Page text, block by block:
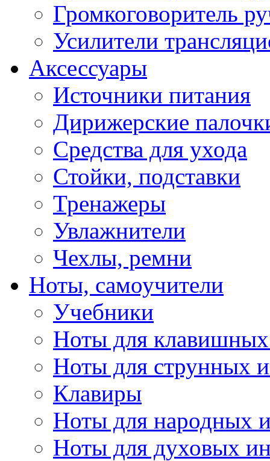
Громкоговоритель
Усилители
Аксессуары
Источники питания
Дирижерские
Средства для ухода
Стойки, подставки
Тренажеры
Увлажнители
Чехлы, ремни
Ноты, самоучители
Учебники
Ноты для клавишных
Ноты для струнных
Клавиры
Ноты для народных
Ноты для духовых